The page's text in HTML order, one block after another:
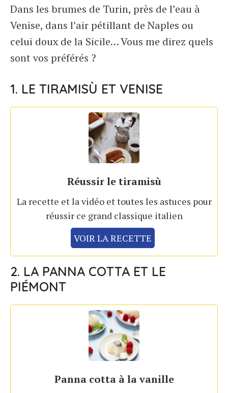
Dans les brumes de Turin, près de l’eau à
Venise, dans l’air pétillant de Naples ou
celui doux de la Sicile… Vous me direz quels
sont vos préférés ?
1. LE TIRAMISÙ ET VENISE
Réussir le tiramisù
La recette et la vidéo et toutes les astuces pour
réussir ce grand classique italien
VOIR LA RECETTE
2. LA PANNA COTTA ET LE
PIÉMONT
Panna cotta à la vanille